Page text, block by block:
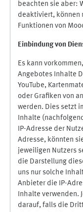
beachten sie aber:
deaktiviert, können
Funktionen von
Einbindung von
Es kann
Angebotes Inhalte
YouTube,
oder Grafiken von
werden. Dies setzt
Inhalte
IP-Adresse der
Adresse, könnten
jeweiligen Nutzers
die Darstellung
uns nur solche
Anbieter die IP-
Inhalte verwenden.
darauf, falls die